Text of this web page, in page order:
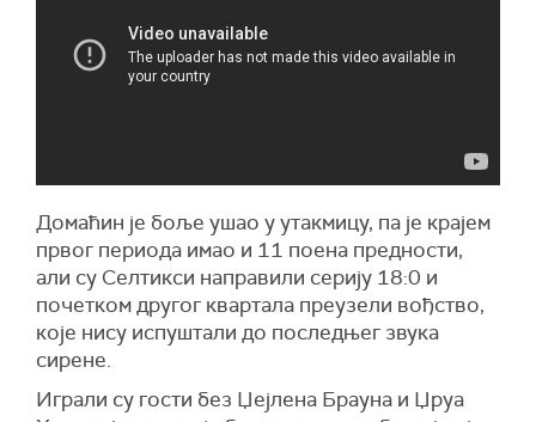
Домаћин је боље ушао у утакмицу, па је крајем
првог периода имао и 11 поена предности,
али су Селтикси направили серију 18:0 и
почетком другог квартала преузели вођство,
које нису испуштали до последњег звука
сирене.
Играли су гости без Џејлена Брауна и Џруа